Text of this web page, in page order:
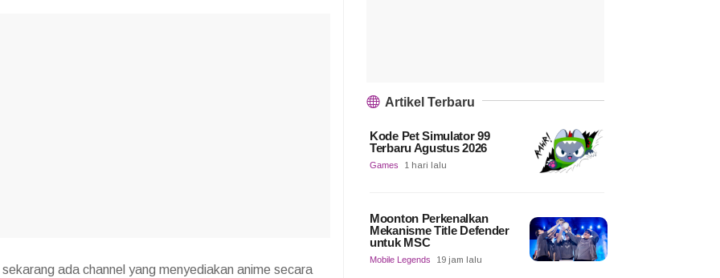
ada channel yang menyediakan anime secara
Artikel Terbaru
Kode Pet Simulator 99
Terbaru Agustus 2026
Games 1 hari lalu
Moonton Perkenalkan
Mekanisme Title Defender
untuk MSC
Mobile Legends 19 jam lalu